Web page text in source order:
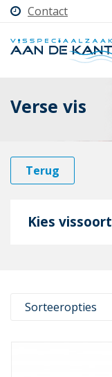
Contact
Verse vis
Terug
Kies vissoort